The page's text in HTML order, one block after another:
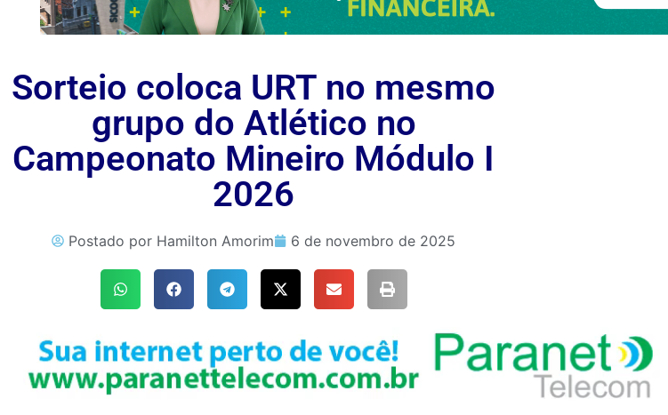
Sorteio coloca URT no mesmo
grupo do Atlético no
Campeonato Mineiro Módulo I
2026
Postado por Hamilton Amorim 6 de novembro de 2025